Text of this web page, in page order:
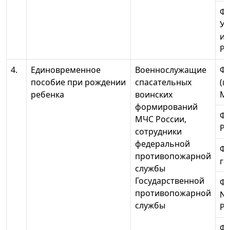
4.
Единовременное
пособие при рождении
ребенка
Военнослужащие
спасательных
воинских
формирований
МЧС России,
сотрудники
федеральной
противопожарной
службы
Государственной
противопожарной
службы
N